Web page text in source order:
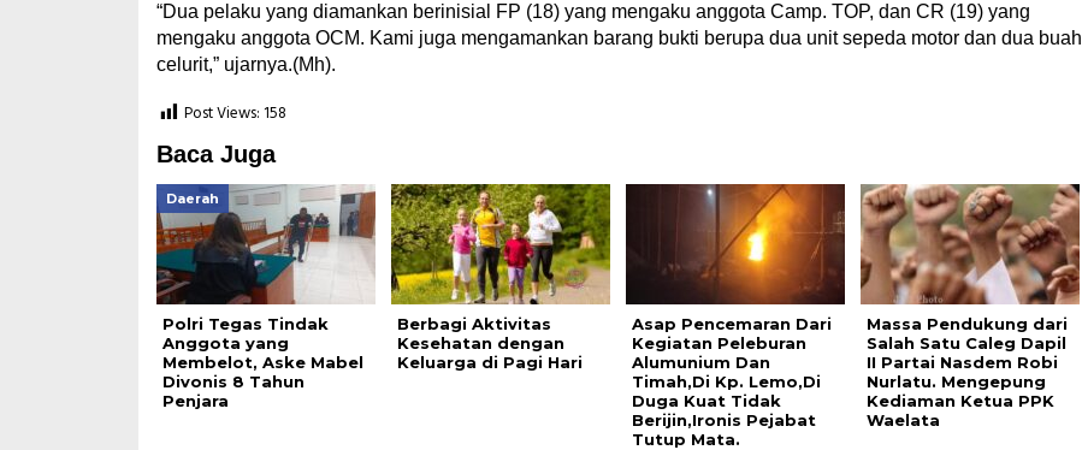
“Dua pelaku yang diamankan berinisial FP (18) yang mengaku anggota Camp. TOP, dan CR (19) yang
mengaku anggota OCM. Kami juga mengamankan barang bukti berupa dua unit sepeda motor dan dua buah
celurit,” ujarnya.(Mh).
Post Views: 158
Baca Juga
Daerah
Polri Tegas Tindak
Anggota yang
Membelot, Aske Mabel
Divonis 8 Tahun
Penjara
Berbagi Aktivitas
Kesehatan dengan
Keluarga di Pagi Hari
Asap Pencemaran Dari
Kegiatan Peleburan
Alumunium Dan
Timah,Di Kp. Lemo,Di
Duga Kuat Tidak
Berijin,Ironis Pejabat
Tutup Mata.
Massa Pendukung dari
Salah Satu Caleg Dapil
II Partai Nasdem Robi
Nurlatu. Mengepung
Kediaman Ketua PPK
Waelata